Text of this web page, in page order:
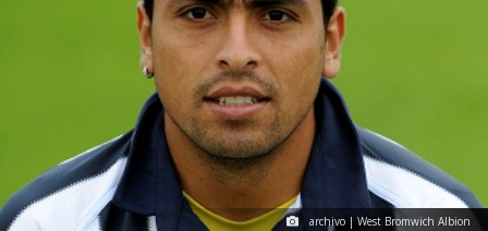
archivo | West Bromwich Albion